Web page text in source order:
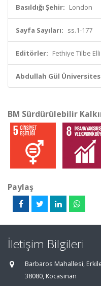
Basıldığı Şehir: London
Sayfa Sayıları: ss.1-177
Editörler: Fethiye Tilbe
Abdullah Gül
BM Sürdürülebilir
Paylaş
İletişim Bilgileri
Barbaros Mahallesi,
38080, Kocasinan